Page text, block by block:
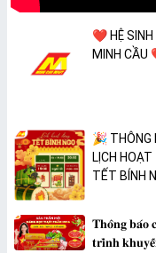
❤️ HỆ SINH
MINH
🎉 THÔNG
LỊCH
TẾT BÍNH
𝐓𝐡𝐨̂𝐧𝐠 𝐛𝐚́𝐨
𝐭𝐫𝐢̀𝐧𝐡